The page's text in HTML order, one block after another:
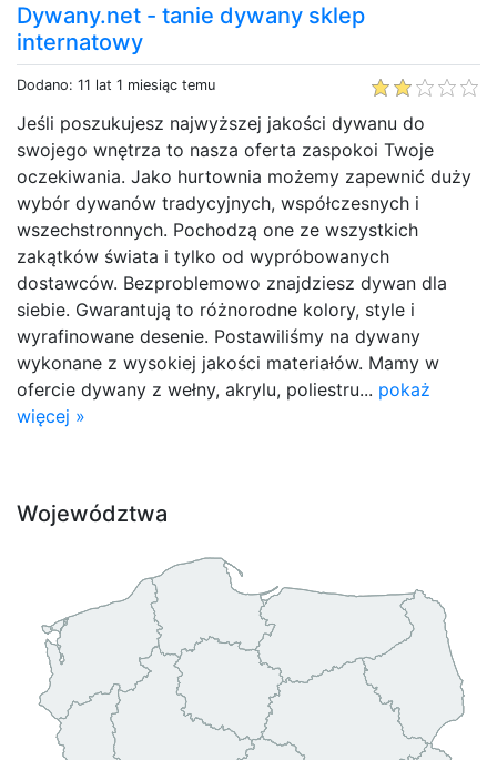
Dywany.net - tanie dywany sklep
internatowy
Dodano: 11 lat 1 miesiąc temu
Jeśli poszukujesz najwyższej jakości dywanu do
swojego wnętrza to nasza oferta zaspokoi Twoje
oczekiwania. Jako hurtownia możemy zapewnić duży
wybór dywanów tradycyjnych, współczesnych i
wszechstronnych. Pochodzą one ze wszystkich
zakątków świata i tylko od wypróbowanych
dostawców. Bezproblemowo znajdziesz dywan dla
siebie. Gwarantują to różnorodne kolory, style i
wyrafinowane desenie. Postawiliśmy na dywany
wykonane z wysokiej jakości materiałów. Mamy w
ofercie dywany z wełny, akrylu, poliestru... pokaż
więcej »
Województwa